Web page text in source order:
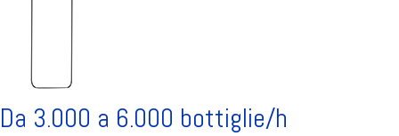
Da 3.000 a 6.000 bottiglie/h